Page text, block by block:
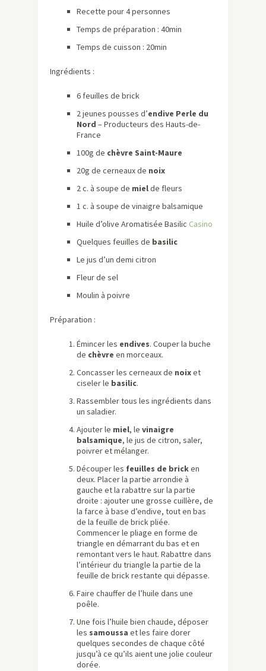
Recette pour 4 personnes
Temps de préparation : 40min
Temps de cuisson : 20min
Ingrédients :
6 feuilles de brick
2 jeunes pousses d’endive Perle du
Nord – Producteurs des Hauts-de-
France
100g de chèvre Saint-Maure
20g de cerneaux de noix
2 c. à soupe de mielde fleurs
1 c. à soupe de vinaigre balsamique
Huile d’olive Aromatisée Basilic Casino
Quelques feuilles de basilic
Le jus d’un demi citron
Fleur de sel
Moulin à poivre
Préparation :
Émincer les endives. Couper la buche
de chèvre en morceaux.
Concasser les cerneaux de noixet
ciseler le basilic.
Rassembler tous les ingrédients dans
un saladier.
Ajouter le miel, le vinaigre
balsamique, le jus de citron, saler,
poivrer et mélanger.
Découper les feuilles de bricken
deux. Placer la partie arrondie à
gauche et la rabattre sur la partie
droite : ajouter une grosse cuillère, de
la farce à base d’endive, tout en bas
de la feuille de brick pliée.
Commencer le pliage en forme de
triangle en démarrant du bas et en
remontant vers le haut. Rabattre dans
l’intérieur du triangle la partie de la
feuille de brick restante qui dépasse.
Faire chauffer de l’huile dans une
poêle.
Une fois l’huile bien chaude, déposer
les samoussa et les faire dorer
quelques secondes de chaque côté
jusqu’à ce qu’ils aient une jolie couleur
dorée.